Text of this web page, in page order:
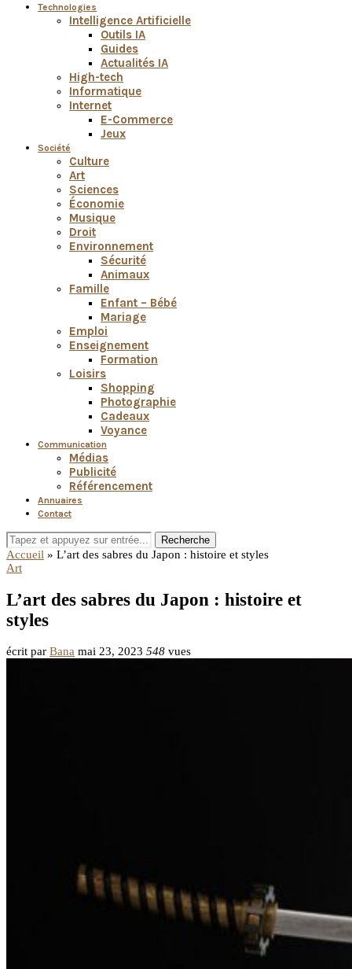
Technologies
Intelligence Artificielle
Outils IA
Guides
Actualités IA
High-tech
Informatique
Internet
E-Commerce
Jeux
Société
Culture
Art
Sciences
Économie
Musique
Droit
Environnement
Sécurité
Animaux
Famille
Enfant – Bébé
Mariage
Emploi
Enseignement
Formation
Loisirs
Shopping
Photographie
Cadeaux
Voyance
Communication
Médias
Publicité
Référencement
Annuaires
Contact
Recherche
Accueil » L’art des sabres du Japon : histoire et styles
Art
L’art des sabres du Japon : histoire et
styles
écrit par Bana mai 23, 2023 548 vues